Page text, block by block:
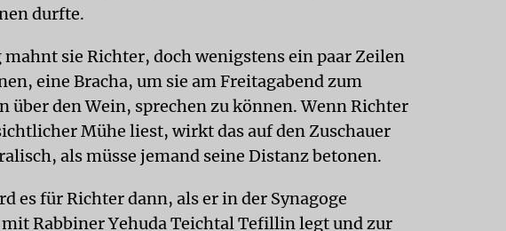
durfte.
sie Richter, doch wenigstens ein paar Zeilen
eine Bracha, um sie am Freitagabend zum
über den Wein, sprechen zu können. Wenn Richter
Mühe liest, wirkt das auf den Zuschauer
als müsse jemand seine Distanz betonen.
es für Richter dann, als er in der Synagoge
Rabbiner Yehuda Teichtal Tefillin legt und zur